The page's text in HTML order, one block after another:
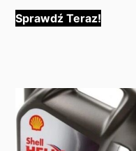
Sprawdź Teraz!